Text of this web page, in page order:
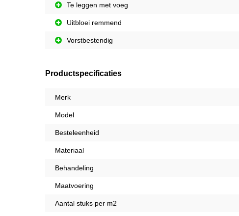
Te leggen met voeg
Uitbloei remmend
Vorstbestendig
Productspecificaties
Merk
Model
Besteleenheid
Materiaal
Behandeling
Maatvoering
Aantal stuks per m2